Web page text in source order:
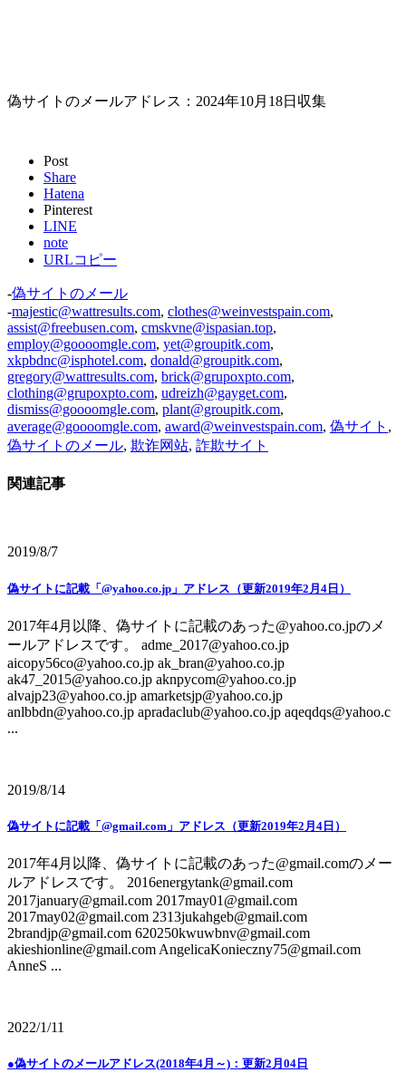
偽サイトのメールアドレス：2024年10月18日収集
Post
Share
Hatena
Pinterest
LINE
note
URLコピー
-偽サイトのメール
-majestic@wattresults.com, clothes@weinvestspain.com,
assist@freebusen.com, cmskvne@ispasian.top,
employ@goooomgle.com, yet@groupitk.com,
xkpbdnc@isphotel.com, donald@groupitk.com,
gregory@wattresults.com, brick@grupoxpto.com,
clothing@grupoxpto.com, udreizh@gayget.com,
dismiss@goooomgle.com, plant@groupitk.com,
average@goooomgle.com, award@weinvestspain.com, 偽サイト ,
偽サイトのメール, 欺诈网站, 詐欺サイト
関連記事
2019/8/7
偽サイトに記載「@yahoo.co.jp」アドレス（更新2019年2月4日）
2017年4月以降、偽サイトに記載のあった@yahoo.co.jpのメ
ールアドレスです。 adme_2017@yahoo.co.jp
aicopy56co@yahoo.co.jp ak_bran@yahoo.co.jp
ak47_2015@yahoo.co.jp aknpycom@yahoo.co.jp
alvajp23@yahoo.co.jp amarketsjp@yahoo.co.jp
anlbbdn@yahoo.co.jp apradaclub@yahoo.co.jp aqeqdqs@yahoo.c
...
2019/8/14
偽サイトに記載「@gmail.com」アドレス（更新2019年2月4日）
2017年4月以降、偽サイトに記載のあった@gmail.comのメー
ルアドレスです。 2016energytank@gmail.com
2017january@gmail.com 2017may01@gmail.com
2017may02@gmail.com 2313jukahgeb@gmail.com
2brandjp@gmail.com 620250kwuwbnv@gmail.com
akieshionline@gmail.com AngelicaKonieczny75@gmail.com
AnneS ...
2022/1/11
●偽サイトのメールアドレス(2018年4月～)：更新2月04日